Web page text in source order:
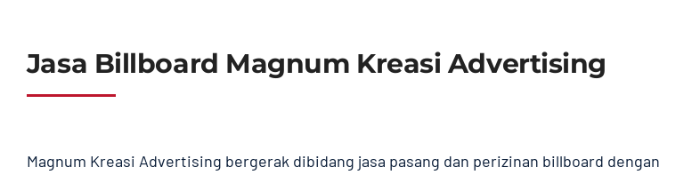
Jasa Billboard Magnum Kreasi Advertising
Magnum Kreasi Advertising bergerak dibidang jasa pasang dan perizinan billboard dengan